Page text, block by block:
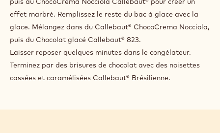
effet marbré. Remplissez le reste du bac à glace avec la
glace. Mélangez dans du Callebaut® ChocoCrema Nocciola,
puis du Chocolat glacé Callebaut® 823.
Laisser reposer quelques minutes dans le congélateur.
Terminez par des brisures de chocolat avec des noisettes
cassées et caramélisées Callebaut® Brésilienne.